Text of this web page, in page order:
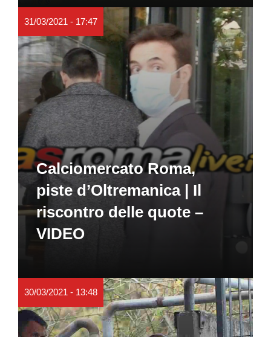
31/03/2021 - 17:47
Calciomercato Roma,
piste d’Oltremanica | Il
riscontro delle quote –
VIDEO
30/03/2021 - 13:48